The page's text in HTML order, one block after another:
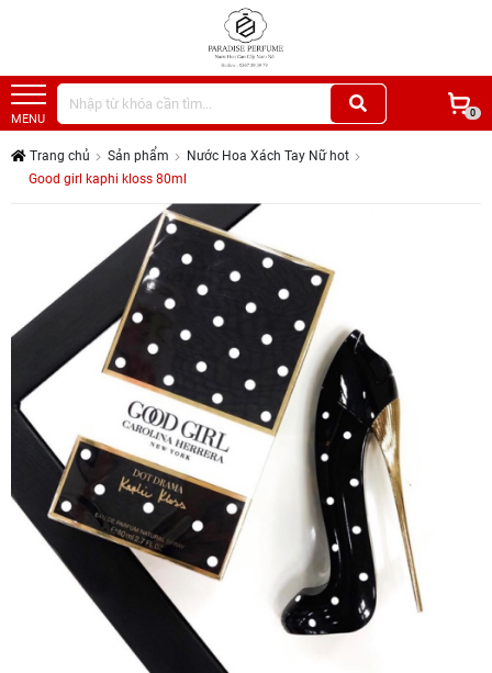
MENU 0
Trang chủ Sản phẩm
Nước Hoa Xách Tay Nữ hot
Good girl kaphi kloss 80ml